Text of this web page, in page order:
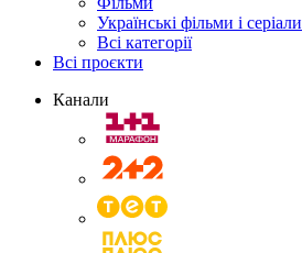
Українські фільми і серіали
Всі категорії
Всі проєкти
Канали